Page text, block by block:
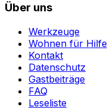
Über uns
Werkzeuge
Wohnen für Hilfe
Kontakt
Datenschutz
Gastbeiträge
FAQ
Leseliste